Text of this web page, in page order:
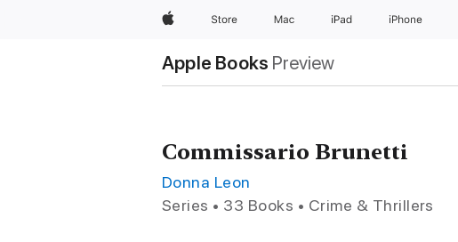
AppleStore Mac iPad iPhone
Apple Books Preview
Commissario Brunetti
Donna Leon
Series • 33 Books • Crime & Thrillers